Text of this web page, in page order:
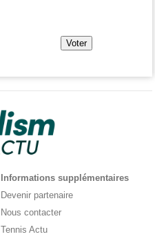
Informations supplémentaires
Devenir partenaire
Nous contacter
Tennis Actu